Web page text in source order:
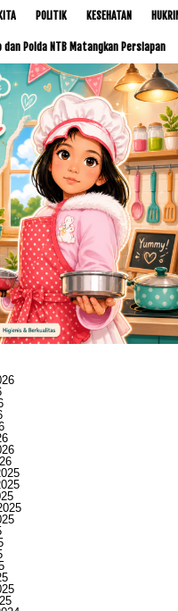
POLITIK KESEHATAN
NTB Matangkan Persiapan MotoGP